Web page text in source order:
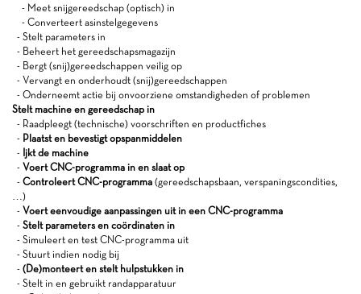
- Meet snijgereedschap (optisch) in
- Converteert asinstelgegevens
- Stelt parameters in
- Beheert het gereedschapsmagazijn
- Bergt (snij)gereedschappen veilig op
- Vervangt en onderhoudt (snij)gereedschappen
- Onderneemt actie bij onvoorziene omstandigheden of problemen
Stelt machine en gereedschap in
- Raadpleegt (technische) voorschriften en productfiches
- Plaatst en bevestigt opspanmiddelen
- Ijkt de machine
- Voert CNC-programma in en slaat op
- Controleert CNC-programma (gereedschapsbaan, verspaningscondities,
…)
- Voert eenvoudige aanpassingen uit in een CNC-programma
- Stelt parameters en coördinaten in
- Simuleert en test CNC-programma uit
- Stuurt indien nodig bij
- (De)monteert en stelt hulpstukken in
- Stelt in en gebruikt randapparatuur